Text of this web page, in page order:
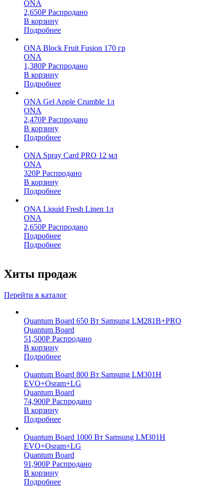
ONA
2,650Р Распродано
В корзину
Подробнее
ONA Block Fruit Fusion 170 гр
ONA
1,380Р Распродано
В корзину
Подробнее
ONA Gel Apple Crumble 1л
ONA
2,470Р Распродано
В корзину
Подробнее
ONA Spray Card PRO 12 мл
ONA
320Р Распродано
В корзину
Подробнее
ONA Liquid Fresh Linen 1л
ONA
2,650Р Распродано
Подробнее
Подробнее
Хиты продаж
Перейти в каталог
Quantum Board 650 Вт Samsung LM281B+PRO
Quantum Board
51,500Р Распродано
В корзину
Подробнее
Quantum Board 800 Вт Samsung LM301H
EVO+Osram+LG
Quantum Board
74,900Р Распродано
В корзину
Подробнее
Quantum Board 1000 Вт Samsung LM301H
EVO+Osram+LG
Quantum Board
91,900Р Распродано
В корзину
Подробнее